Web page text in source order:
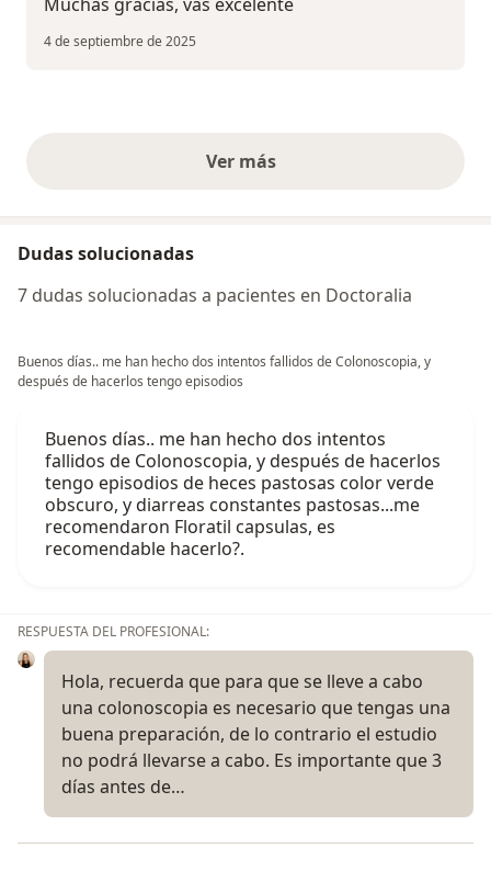
4 de septiembre de 2025
Ver másopiniones anteriores
Dudas solucionadas
7 dudas solucionadas a pacientes en Doctoralia
Buenos días.. me han hecho dos intentos fallidos de Colonoscopia, y
después de hacerlos tengo episodios
Buenos días.. me han hecho dos intentos
fallidos de Colonoscopia, y después de hacerlos
tengo episodios de heces pastosas color verde
obscuro, y diarreas constantes pastosas...me
recomendaron Floratil capsulas, es
recomendable hacerlo?.
RESPUESTA DEL PROFESIONAL:
Hola, recuerda que para que se lleve a cabo
una colonoscopia es necesario que tengas una
buena preparación, de lo contrario el estudio
no podrá llevarse a cabo. Es importante que 3
días antes de…